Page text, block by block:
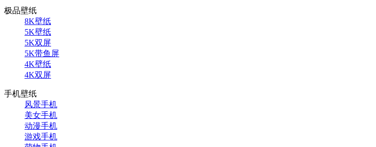
极品壁纸
8K壁纸
5K壁纸
5K双屏
5K带鱼屏
4K壁纸
4K双屏
手机壁纸
风景手机
美女手机
动漫手机
游戏手机